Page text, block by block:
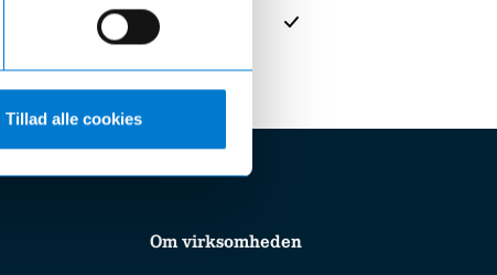
Tillad alle cookies
Om virksomheden